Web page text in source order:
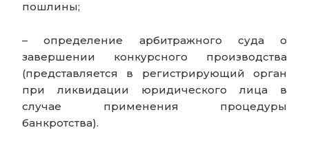
пошлины;
– определение арбитражного суда о
завершении конкурсного производства
(представляется в регистрирующий орган
при ликвидации юридического лица в
случае применения процедуры
банкротства).